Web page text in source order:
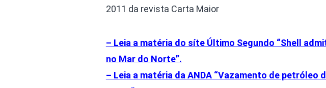
2011 da revista Carta Maior
– Leia a matéria do síte Último Segundo “Shell
no Mar do Norte”.
– Leia a matéria da ANDA “Vazamento de petróleo